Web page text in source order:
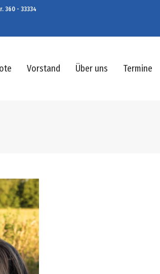
360 - 33334
Vorstand Über uns Termine